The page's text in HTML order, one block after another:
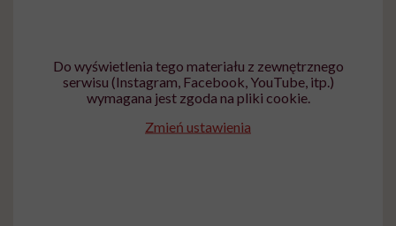
Do wyświetlenia tego materiału z zewnętrznego
serwisu (Instagram, Facebook, YouTube, itp.)
wymagana jest zgoda na pliki cookie.
Zmień ustawienia